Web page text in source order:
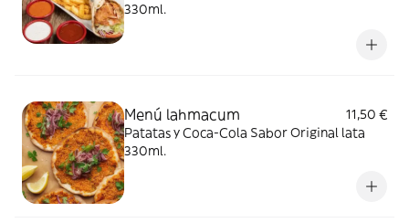
330ml.
Menú lahmacum
11,50 €
Patatas y Coca-Cola Sabor Original lata
330ml.